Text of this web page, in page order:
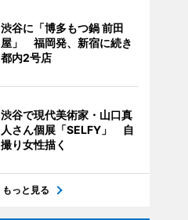
渋谷に「博多もつ鍋 前田
屋」 福岡発、新宿に続き
都内2号店
渋谷で現代美術家・山口真
人さん個展「SELFY」 自
撮り女性描く
もっと見る